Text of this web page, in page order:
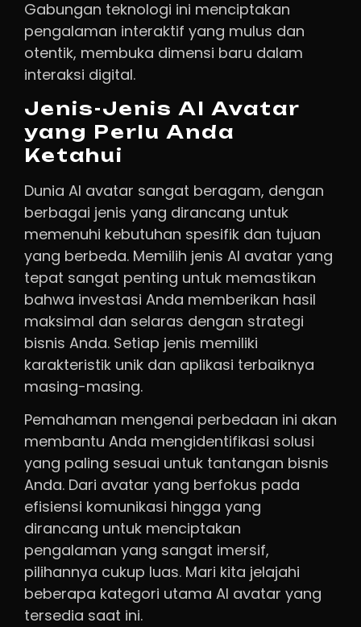
Gabungan teknologi ini menciptakan
pengalaman interaktif yang mulus dan
otentik, membuka dimensi baru dalam
interaksi digital.
Jenis-Jenis AI Avatar
yang Perlu Anda
Ketahui
Dunia AI avatar sangat beragam, dengan
berbagai jenis yang dirancang untuk
memenuhi kebutuhan spesifik dan tujuan
yang berbeda. Memilih jenis AI avatar yang
tepat sangat penting untuk memastikan
bahwa investasi Anda memberikan hasil
maksimal dan selaras dengan strategi
bisnis Anda. Setiap jenis memiliki
karakteristik unik dan aplikasi terbaiknya
masing-masing.
Pemahaman mengenai perbedaan ini akan
membantu Anda mengidentifikasi solusi
yang paling sesuai untuk tantangan bisnis
Anda. Dari avatar yang berfokus pada
efisiensi komunikasi hingga yang
dirancang untuk menciptakan
pengalaman yang sangat imersif,
pilihannya cukup luas. Mari kita jelajahi
beberapa kategori utama AI avatar yang
tersedia saat ini.